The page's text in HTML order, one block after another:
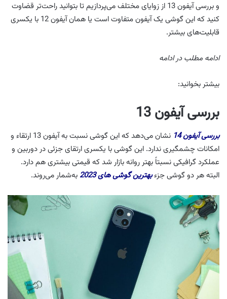
و بررسی آیفون 13 از زوایای مختلف می‌پردازیم تا بتوانید راحت‌تر قضاوت
کنید که این گوشی یک آیفون متفاوت است یا همان آیفون 12 با یکسری
قابلیت‌های بیشتر.
ادامه مطلب در ادامه
بیشتر بخوانید:
بررسی آیفون 13
بررسی آیفون 14
نشان می‌دهد که این گوشی نسبت به آیفون 13 ارتقاء و
امکانات چشمگیری ندارد. این گوشی با یکسری ارتقای جزئی در دوربین و
عملکرد گرافیکی نسبتاً بهتر روانه بازار شد که قیمتی بیشتری هم دارد.
البته هر دو گوشی جزءبهترین گوشی های 2023 به‌شمار می‌روند.